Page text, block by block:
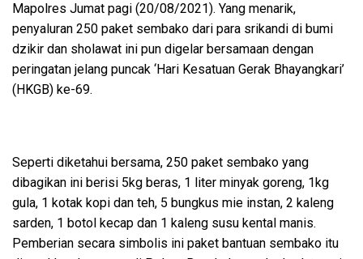
Mapolres Jumat pagi (20/08/2021). Yang menarik,
penyaluran 250 paket sembako dari para srikandi di bumi
dzikir dan sholawat ini pun digelar bersamaan dengan
peringatan jelang puncak ‘Hari Kesatuan Gerak Bhayangkari’
(HKGB) ke-69.
Seperti diketahui bersama, 250 paket sembako yang
dibagikan ini berisi 5kg beras, 1 liter minyak goreng, 1kg
gula, 1 kotak kopi dan teh, 5 bungkus mie instan, 2 kaleng
sarden, 1 botol kecap dan 1 kaleng susu kental manis.
Pemberian secara simbolis ini paket bantuan sembako itu